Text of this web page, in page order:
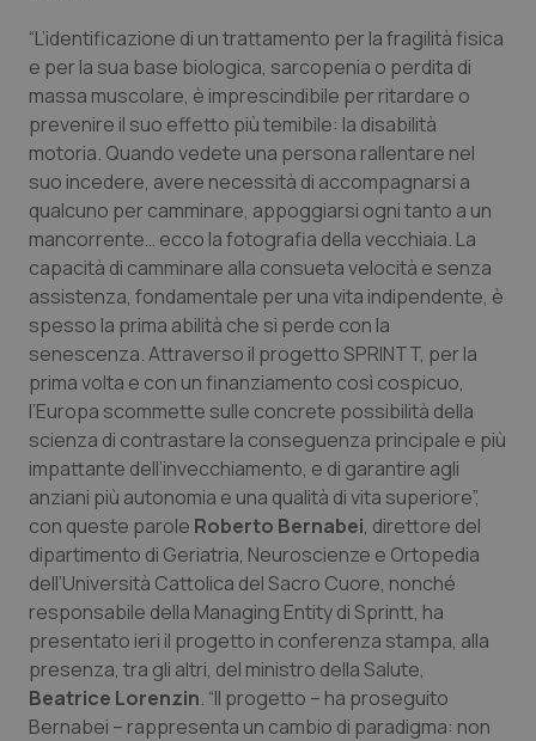
Marche
Molise
Piemonte
Provincia Autonoma di Bolzano
Provincia Autonoma di Trento
Puglia
Sardegna
Sicilia
Toscana
Umbria
Valle D’Aosta
Veneto
Donna & Salute
Epatiti
HIV
Infezioni & Febbre
Ipertensione & Scompenso
Malattie rare
Malattia di Crohn & Rettocolite Ulcerosa
Neuroscienze & patologie neurodegenerative
Obesità
Oftalmologia
Oncodermatologia
Oncoematologia
“L’identificazione di un trattamento per la fragilità fisica
e per la sua base biologica, sarcopenia o perdita di
massa muscolare, è imprescindibile per ritardare o
prevenire il suo effetto più temibile: la disabilità
motoria. Quando vedete una persona rallentare nel
suo incedere, avere necessità di accompagnarsi a
qualcuno per camminare, appoggiarsi ogni tanto a un
mancorrente… ecco la fotografia della vecchiaia. La
capacità di camminare alla consueta velocità e senza
assistenza, fondamentale per una vita indipendente, è
spesso la prima abilità che si perde con la
senescenza. Attraverso il progetto SPRINTT, per la
prima volta e con un finanziamento così cospicuo,
l’Europa scommette sulle concrete possibilità della
scienza di contrastare la conseguenza principale e più
impattante dell’invecchiamento, e di garantire agli
anziani più autonomia e una qualità di vita superiore”,
con queste parole Roberto Bernabei, direttore del
dipartimento di Geriatria, Neuroscienze e Ortopedia
dell’Università Cattolica del Sacro Cuore, nonché
responsabile della Managing Entity di Sprintt, ha
presentato ieri il progetto in conferenza stampa, alla
presenza, tra gli altri, del ministro della Salute,
Beatrice Lorenzin. “Il progetto – ha proseguito
Bernabei – rappresenta un cambio di paradigma: non